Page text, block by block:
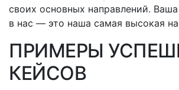
своих основных направлений.
в нас — это наша самая высокая
ПРИМЕРЫ
КЕЙСОВ